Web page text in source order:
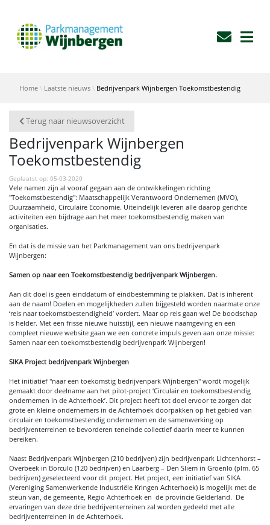
Home Laatste nieuws Bedrijvenpark Wijnbergen Toekomstbestendig
Terug naar nieuwsoverzicht
Bedrijvenpark Wijnbergen
Toekomstbestendig
Geplaatst op: 05-03-2020
Vele namen zijn al vooraf gegaan aan de ontwikkelingen richting
"Toekomstbestendig": Maatschappelijk Verantwoord Ondernemen (MVO),
Duurzaamheid, Circulaire Economie. Uiteindelijk leveren alle daarop gerichte
activiteiten een bijdrage aan het meer toekomstbestendig maken van
organisaties.
En dat is de missie van het Parkmanagement van ons bedrijvenpark
Wijnbergen:
Samen op naar een Toekomstbestendig bedrijvenpark Wijnbergen.
Aan dit doel is geen einddatum of eindbestemming te plakken. Dat is inherent
aan de naam! Doelen en mogelijkheden zullen bijgesteld worden naarmate onze
‘reis naar toekomstbestendigheid’ vordert. Maar op reis gaan we! De boodschap
is helder. Met een frisse nieuwe huisstijl, een nieuwe naamgeving en een
compleet nieuwe website gaan we een concrete impuls geven aan onze missie:
Samen naar een toekomstbestendig bedrijvenpark Wijnbergen!
SIKA Project bedrijvenpark Wijnbergen
Het initiatief "naar een toekomstig bedrijvenpark Wijnbergen" wordt mogelijk
gemaakt door deelname aan het pilot-project ‘Circulair en toekomstbestendig
ondernemen in de Achterhoek’. Dit project heeft tot doel ervoor te zorgen dat
grote en kleine ondernemers in de Achterhoek doorpakken op het gebied van
circulair en toekomstbestendig ondernemen en de samenwerking op
bedrijventerreinen te bevorderen teneinde collectief daarin meer te kunnen
bereiken.
Naast Bedrijvenpark Wijnbergen (210 bedrijven) zijn bedrijvenpark Lichtenhorst –
Overbeek in Borculo (120 bedrijven) en Laarberg – Den Sliem in Groenlo (plm. 65
bedrijven) geselecteerd voor dit project. Het project, een initiatief van SIKA
(Vereniging Samenwerkende Industriële Kringen Achterhoek) is mogelijk met de
steun van, de gemeente, Regio Achterhoek en de provincie Gelderland. De
ervaringen van deze drie bedrijventerreinen zal worden gedeeld met alle
bedrijventerreinen in de Achterhoek.